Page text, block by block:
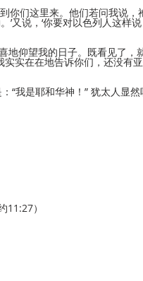
你们这里来。他们若问我说，
又说，‘你要对以色列人这样说
地仰望我的日子。既看见了，
实在在地告诉你们，还没有
“我是耶和华神！” 犹太人显然
11:27）